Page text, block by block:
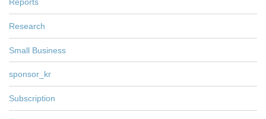
Reports
Research
Small Business
sponsor_kr
Subscription